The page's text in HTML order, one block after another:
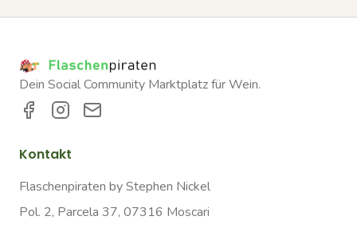
Dein Social Community Marktplatz für Wein.
Kontakt
Flaschenpiraten by Stephen Nickel
Pol. 2, Parcela 37, 07316 Moscari